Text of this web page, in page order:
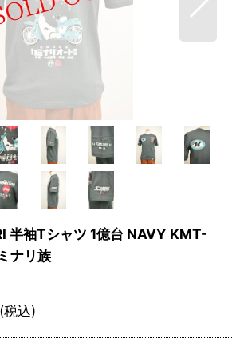
半袖Tシャツ 1億台 NAVY KMT-
ナリ族
(税込)